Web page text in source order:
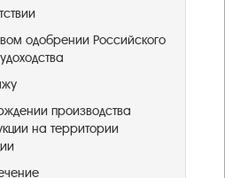
одобрении Российского
производства
на территории